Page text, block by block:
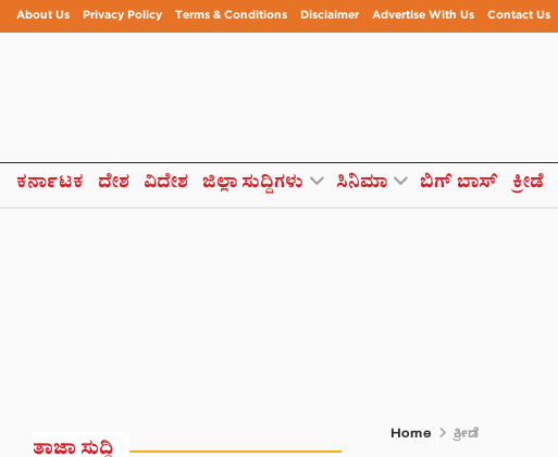
About Us Privacy Policy Terms & Conditions Disclaimer Advertise With Us Contact Us
ಕರ್ನಾಟಕ ದೇಶ ವಿದೇಶ ಜಿಲ್ಲಾ ಸುದ್ದಿಗಳು ಸಿನಿಮಾ ಬಿಗ್ ಬಾಸ್ ಕ್ರೀಡೆ
Home ಕ್ರೀಡೆ
ತಾಜಾ ಸುದ್ದಿ